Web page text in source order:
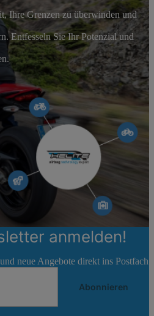
Ihre Grenzen zu überwinden und
Entfesseln Sie Ihr Potenzial und
anmelden!
neue Angebote direkt ins Postfach
Abonnieren